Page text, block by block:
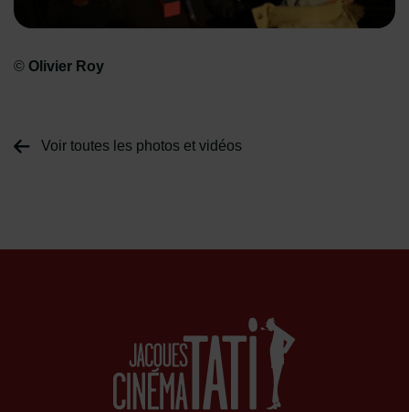
© Olivier Roy
Voir toutes les photos et vidéos